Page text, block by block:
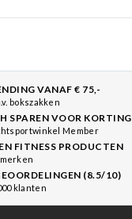
VANAF € 75,-
bokszakken
SPAREN VOOR KORTING
Member
FITNESS PRODUCTEN
(8.5/10)
klanten